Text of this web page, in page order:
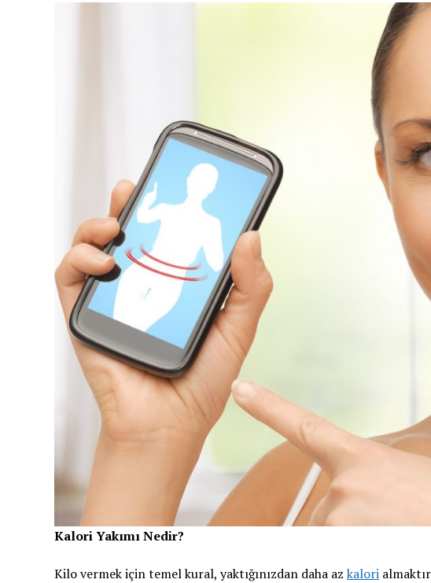
Kalori Yakımı Nedir?
Kilo vermek için temel kural, yaktığınızdan daha az kalori